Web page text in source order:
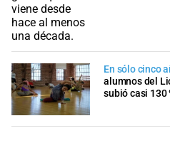
En sólo cinco
alumnos del
subió casi 130